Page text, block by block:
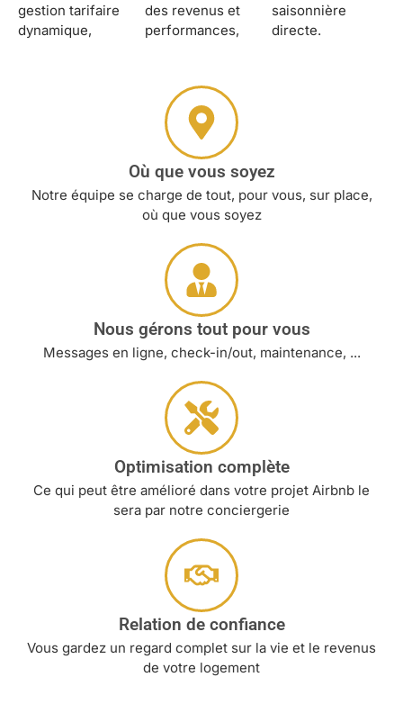
gestion tarifaire
dynamique,
des revenus et
performances,
saisonnière
directe.
Où que vous soyez
Notre équipe se charge de tout, pour vous, sur place,
où que vous soyez
Nous gérons tout pour vous
Messages en ligne, check-in/out, maintenance, ...
Optimisation complète
Ce qui peut être amélioré dans votre projet Airbnb le
sera par notre conciergerie
Relation de confiance
Vous gardez un regard complet sur la vie et le revenus
de votre logement